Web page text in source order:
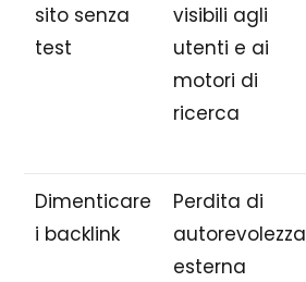
sito senza
test
visibili agli
utenti e ai
motori di
ricerca
Dimenticare
i backlink
Perdita di
autorevolezza
esterna